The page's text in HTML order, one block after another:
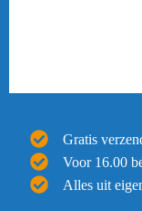
Gratis
Voor 16.00
Alles uit